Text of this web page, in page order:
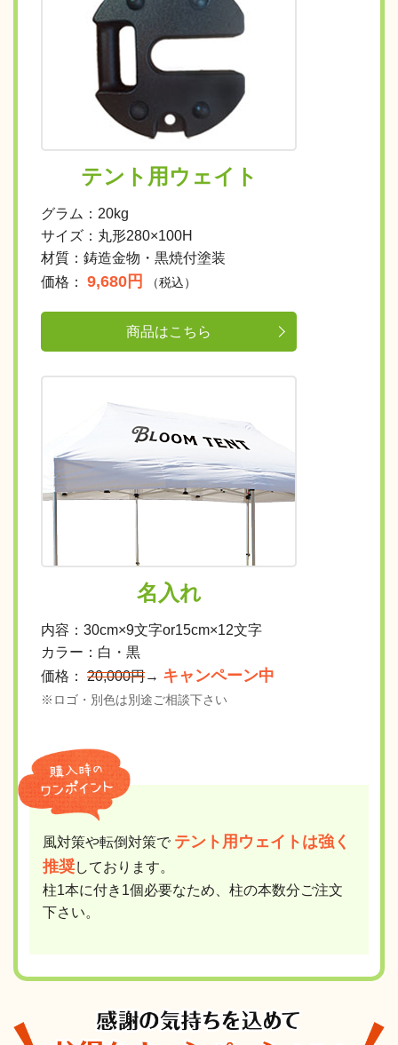
テント用ウェイト
グラム：20kg
サイズ：丸形280×100H
材質：鋳造金物・黒焼付塗装
価格： 9,680円 （税込）
商品はこちら
名入れ
内容：30cm×9文字or15cm×12文字
カラー：白・黒
価格： 20,000円→ キャンペーン中
※ロゴ・別色は別途ご相談下さい
風対策や転倒対策で テント用ウェイトは強く
推奨しております。
柱1本に付き1個必要なため、柱の本数分ご注文
下さい。